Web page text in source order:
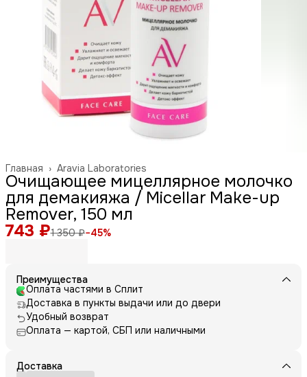
Aravia Laboratories
Главная ›
Очищающее мицеллярное молочко
для демакияжа / Micellar Make-up
Remover, 150 мл
743 ₽1 350 ₽−45%
Преимущества
Оплата частями в Сплит
Доставка в пункты выдачи или до двери
Удобный возврат
Оплата — картой, СБП или наличными
Доставка